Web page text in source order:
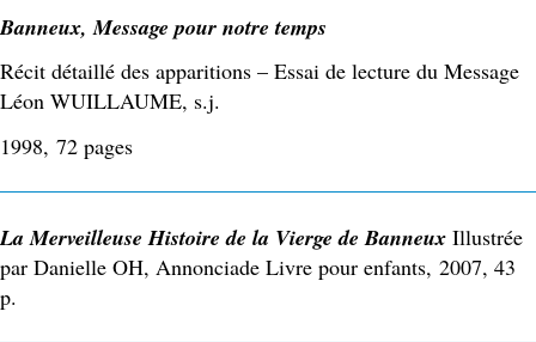
Banneux, Message pour notre temps
Récit détaillé des apparitions – Essai de lecture du Message
Léon WUILLAUME, s.j.
1998, 72 pages
La Merveilleuse Histoire de la Vierge de Banneux Illustrée
par Danielle OH, Annonciade Livre pour enfants, 2007, 43
p.